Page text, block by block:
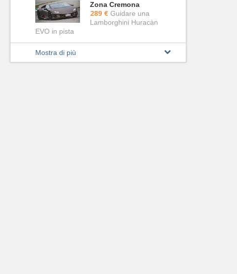
Zona Cremona
289 € Guidare una
Lamborghini Huracàn
EVO in pista
Mostra di più